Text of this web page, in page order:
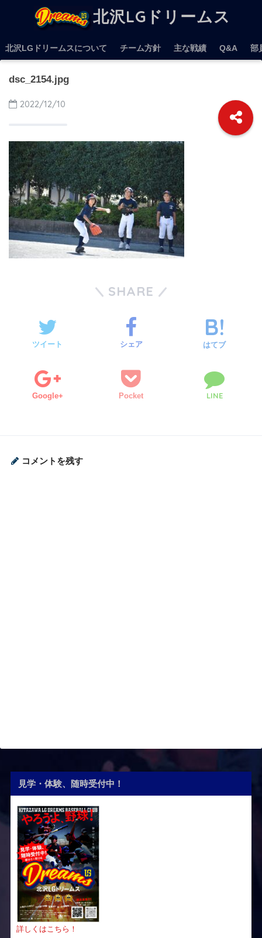
北沢LGドリームス
北沢LGドリームスについて チーム方針 主な戦績 Q&A 部
dsc_2154.jpg
2022/12/10
SHARE
ツイート シェア はてブ
Google+ Pocket LINE
コメントを残す
見学・体験、随時受付中！
詳しくはこちら！